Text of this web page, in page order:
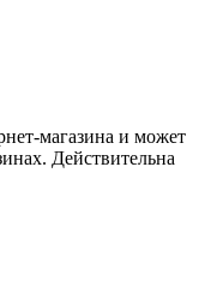
магазина и может
Действительна